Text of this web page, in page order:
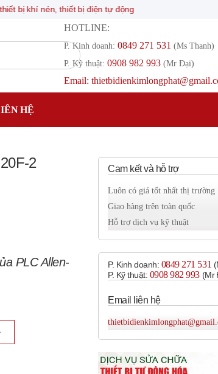
nén, thiết bị điện tự động
HOTLINE:
P. Kinh doanh: 0849 271 531 (Ms Thanh)
P. Kỹ thuật: 0908 982 993​ (Mr Đại)
Email:
HỆ
2
PLC Allen-
Cam kết và hỗ trợ
Luôn có giá tốt nhất thị trường
Giao hàng trên toàn quốc
Hỗ trợ dịch vụ kỹ thuật
P. Kinh doanh: 0849 271 531
P. Kỹ thuật: 0908 982 993​ (Mr
Email liên hệ